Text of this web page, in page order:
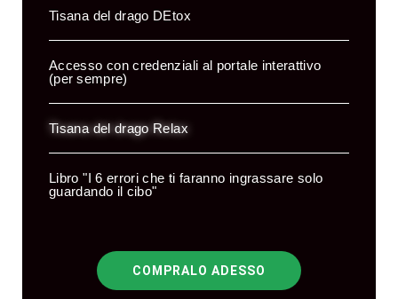
Tisana del drago DEtox
Accesso con credenziali al portale interattivo
(per sempre)
Tisana del drago Relax
Libro "I 6 errori che ti faranno ingrassare solo
guardando il cibo"
COMPRALO ADESSO